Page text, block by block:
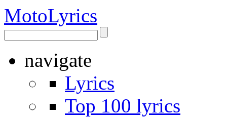
MotoLyrics
navigate
Lyrics
Top 100 lyrics